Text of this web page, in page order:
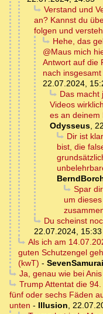
Verstand und
an? Kannst du
folgen und
Hehe, das
@Maus mich
Antwort auf die
nach
22.07.2024,
Das macht
Videos
es an deinem
Odysseus,
Dir ist
bist, die
Spar
um
Du scheinst
22.07.2024, 15:33
Als ich am
guten Schutzengel
(kwT) - SevenSamurai
Ja, genau wie bei
Trump Attentat die
fünf oder sechs Fäden
unten - Illusion,